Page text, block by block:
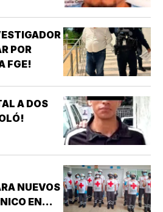
POR
FGE!
A DOS
NUEVOS
EN